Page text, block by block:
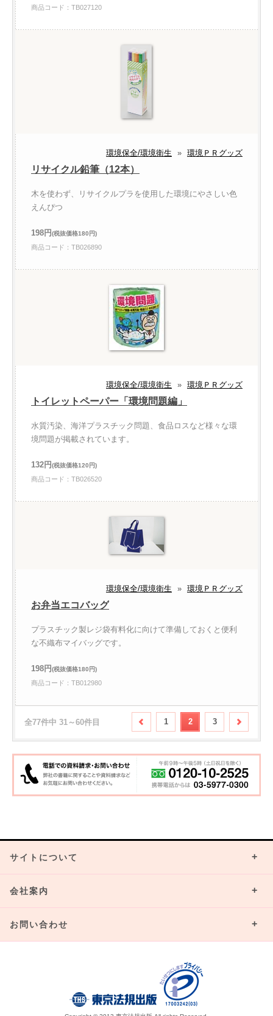
商品コード：TB027120
環境保全/環境衛生 » 環境ＰＲグッズ
リサイクル鉛筆（12本）
木を使わず、リサイクルプラを使用した環境にやさしい色
えんぴつ
198円(税抜価格180円)
商品コード：TB026890
環境保全/環境衛生 » 環境ＰＲグッズ
トイレットペーパー「環境問題編」
水質汚染、海洋プラスチック問題、食品ロスなど様々な環
境問題が掲載されています。
132円(税抜価格120円)
商品コード：TB026520
環境保全/環境衛生 » 環境ＰＲグッズ
お弁当エコバッグ
プラスチック製レジ袋有料化に向けて準備しておくと便利
な不織布マイバッグです。
198円(税抜価格180円)
商品コード：TB012980
全77件中 31～60件目 1 2 3
サイトについて
会社案内
お問い合わせ